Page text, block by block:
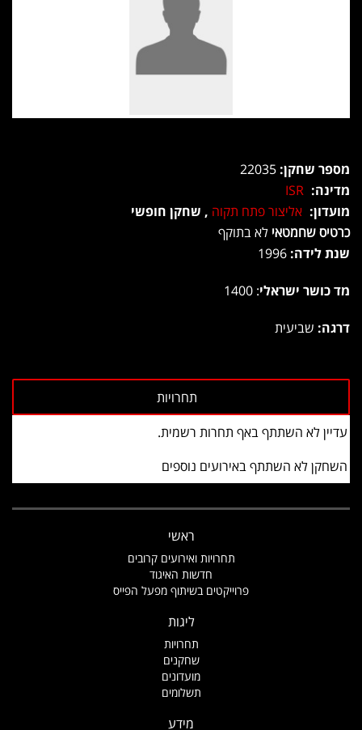
מספר שחקן:
מדינה: ISR
מועדון: אליצור פתח תקוה , שחקן חופשי
כרטיס שחמטאי לא בתוקף
שנת לידה:
מד כושר ישראלי: 1400
דרגה: שביעית
עדיין לא השתתף באף תחרות רשמית.
השחקן לא השתתף באירועים נוספים
ראשי
תחרויות ואירועים קרובים
חדשות האיגוד
פרוייקטים בשיתוף מפעל הפייס
ליגות
תחרויות
שחקנים
מועדונים
תשלומים
מידע